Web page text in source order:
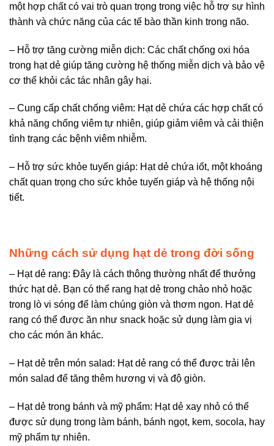
một hợp chất có vai trò quan trọng trong việc hỗ trợ sự hình
thành và chức năng của các tế bào thần kinh trong não.
– Hỗ trợ tăng cường miễn dịch: Các chất chống oxi hóa
trong hạt dẻ giúp tăng cường hệ thống miễn dịch và bảo vệ
cơ thể khỏi các tác nhân gây hại.
– Cung cấp chất chống viêm: Hạt dẻ chứa các hợp chất có
khả năng chống viêm tự nhiên, giúp giảm viêm và cải thiện
tình trạng các bệnh viêm nhiễm.
– Hỗ trợ sức khỏe tuyến giáp: Hạt dẻ chứa iốt, một khoáng
chất quan trọng cho sức khỏe tuyến giáp và hệ thống nội
tiết.
Những cách sử dụng hạt dẻ trong đời sống
– Hạt dẻ rang: Đây là cách thông thường nhất để thưởng
thức hạt dẻ. Bạn có thể rang hạt dẻ trong chảo nhỏ hoặc
trong lò vi sóng để làm chúng giòn và thơm ngon. Hạt dẻ
rang có thể được ăn như snack hoặc sử dụng làm gia vị
cho các món ăn khác.
– Hạt dẻ trên món salad: Hạt dẻ rang có thể được trải lên
món salad để tăng thêm hương vị và độ giòn.
– Hạt dẻ trong bánh và mỹ phẩm: Hạt dẻ xay nhỏ có thể
được sử dụng trong làm bánh, bánh ngọt, kem, socola, hay
mỹ phẩm tự nhiên.